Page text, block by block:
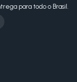
para todo o Brasil.